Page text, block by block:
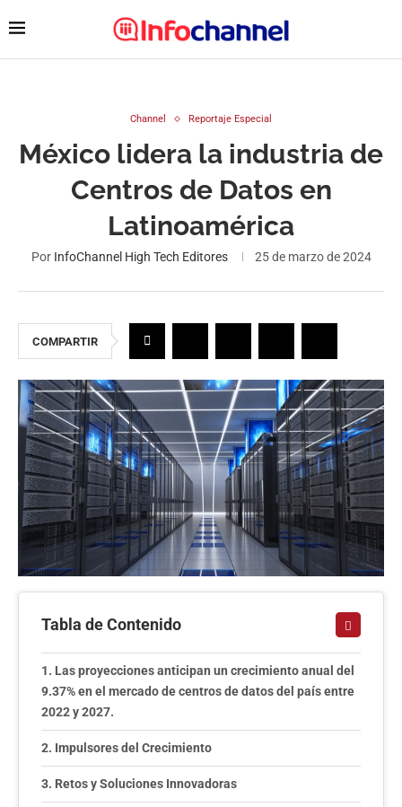
Channel Reportaje Especial
México lidera la industria de
Centros de Datos en
Latinoamérica
Por InfoChannel High Tech Editores 25 de marzo de 2024
COMPARTIR
Tabla de Contenido
Las proyecciones anticipan un crecimiento anual del
9.37% en el mercado de centros de datos del país entre
2022 y 2027.
Impulsores del Crecimiento
Retos y Soluciones Innovadoras